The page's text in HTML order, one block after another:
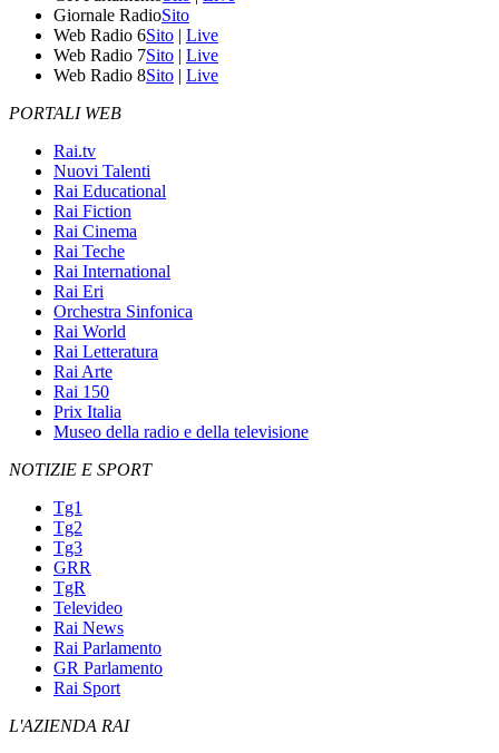
Giornale RadioSito
Web Radio 6Sito | Live
Web Radio 7Sito | Live
Web Radio 8Sito | Live
PORTALI WEB
Rai.tv
Nuovi Talenti
Rai Educational
Rai Fiction
Rai Cinema
Rai Teche
Rai International
Rai Eri
Orchestra Sinfonica
Rai World
Rai Letteratura
Rai Arte
Rai 150
Prix Italia
Museo della radio e della televisione
NOTIZIE E SPORT
Tg1
Tg2
Tg3
GRR
TgR
Televideo
Rai News
Rai Parlamento
GR Parlamento
Rai Sport
L'AZIENDA RAI